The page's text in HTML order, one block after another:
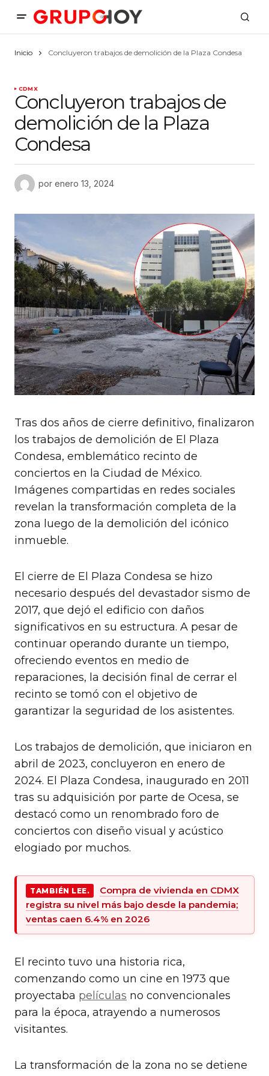
Inicio Concluyeron trabajos de demolición de la Plaza Condesa
CDMX
Concluyeron trabajos de
demolición de la Plaza
Condesa
por enero 13, 2024
Tras dos años de cierre definitivo, finalizaron
los trabajos de demolición de El Plaza
Condesa, emblemático recinto de
conciertos en la Ciudad de México.
Imágenes compartidas en redes sociales
revelan la transformación completa de la
zona luego de la demolición del icónico
inmueble.
El cierre de El Plaza Condesa se hizo
necesario después del devastador sismo de
2017, que dejó el edificio con daños
significativos en su estructura. A pesar de
continuar operando durante un tiempo,
ofreciendo eventos en medio de
reparaciones, la decisión final de cerrar el
recinto se tomó con el objetivo de
garantizar la seguridad de los asistentes.
Los trabajos de demolición, que iniciaron en
abril de 2023, concluyeron en enero de
2024. El Plaza Condesa, inaugurado en 2011
tras su adquisición por parte de Ocesa, se
destacó como un renombrado foro de
conciertos con diseño visual y acústico
elogiado por muchos.
TAMBIÉN LEE.
Compra de vivienda en CDMX
registra su nivel más bajo desde la pandemia;
ventas caen 6.4% en 2026
El recinto tuvo una historia rica,
comenzando como un cine en 1973 que
proyectaba películas no convencionales
para la época, atrayendo a numerosos
visitantes.
La transformación de la zona no se detiene